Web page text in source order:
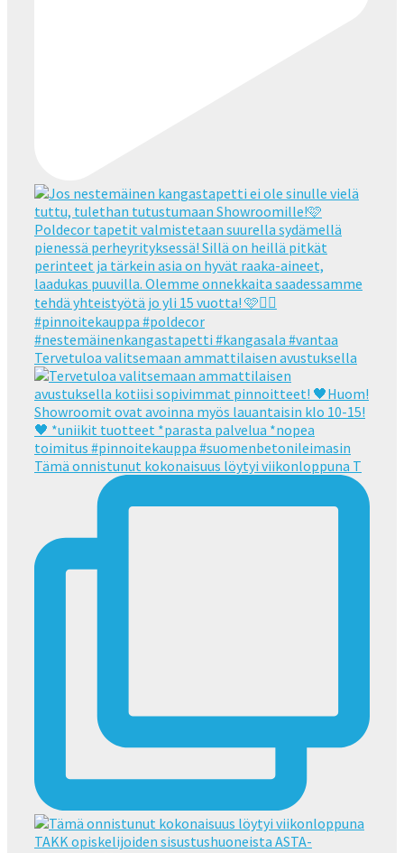
Tervetuloa valitsemaan ammattilaisen avustuksella
Tämä onnistunut kokonaisuus löytyi viikonloppuna T